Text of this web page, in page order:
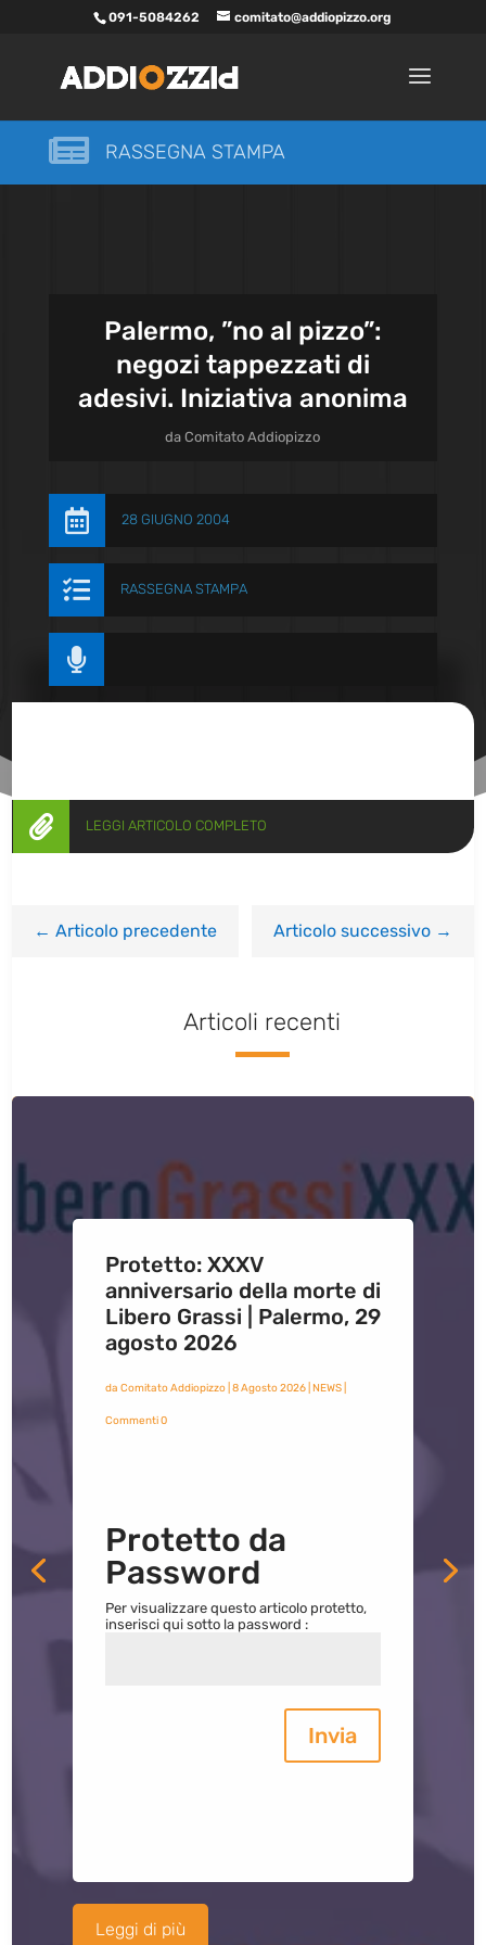
091-5084262 comitato@addiopizzo.org
 RASSEGNA STAMPA
Palermo, ”no al pizzo”:
negozi tappezzati di
adesivi. Iniziativa anonima
daComitato Addiopizzo
 28 GIUGNO 2004
 RASSEGNA STAMPA

 LEGGI ARTICOLO COMPLETO
←Articolo precedente Articolo successivo→
Articoli recenti
Protetto: XXXV
anniversario della morte di
Libero Grassi | Palermo, 29
agosto 2026
da Comitato Addiopizzo| 8 Agosto 2026| NEWS|
Commenti 0
Protetto da
Password
Per visualizzare questo articolo protetto,
inserisci qui sotto la password :
Invia
Leggi di più